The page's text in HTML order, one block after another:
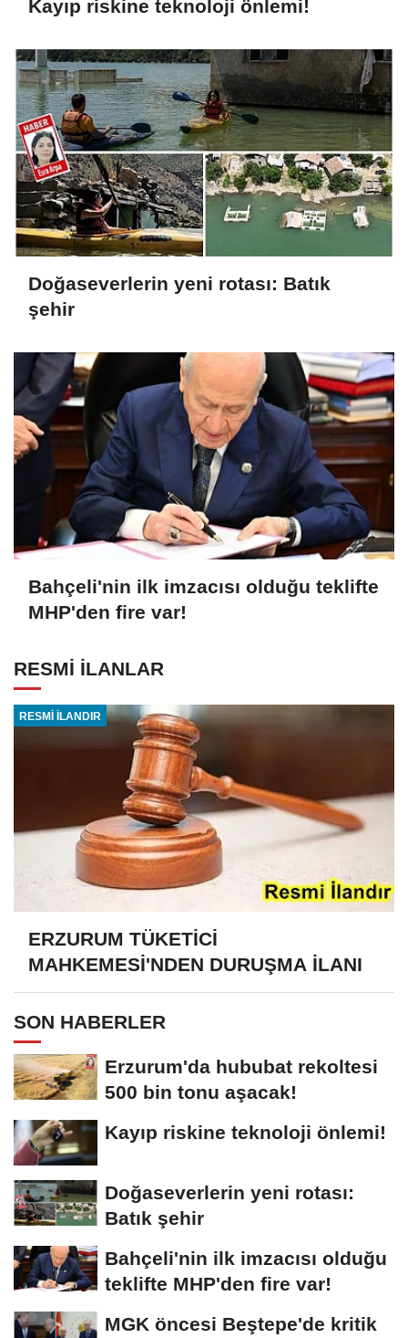
Kayıp riskine teknoloji önlemi!
Doğaseverlerin yeni rotası: Batık
şehir
Bahçeli'nin ilk imzacısı olduğu teklifte
MHP'den fire var!
RESMİ İLANLAR
RESMİ İLANDIR
ERZURUM TÜKETİCİ
MAHKEMESİ'NDEN DURUŞMA İLANI
SON HABERLER
Erzurum'da hububat rekoltesi
500 bin tonu aşacak!
Kayıp riskine teknoloji önlemi!
Doğaseverlerin yeni rotası:
Batık şehir
Bahçeli'nin ilk imzacısı olduğu
teklifte MHP'den fire var!
MGK öncesi Beştepe'de kritik